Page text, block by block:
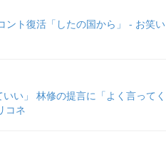
ント復活「したの国から」 - お笑い
いい」 林修の提言に「よく言ってく
コネ